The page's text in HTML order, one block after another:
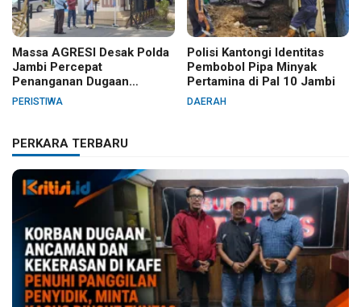
Massa AGRESI Desak Polda
Jambi Percepat
Penanganan Dugaan
Pelanggaran Hak Cipta Buku
PERISTIWA
Polisi Kantongi Identitas
Pembobol Pipa Minyak
Pertamina di Pal 10 Jambi
DAERAH
PERKARA TERBARU